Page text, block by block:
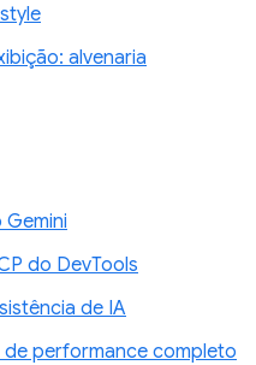
alvenaria
do DevTools
de IA
performance completo